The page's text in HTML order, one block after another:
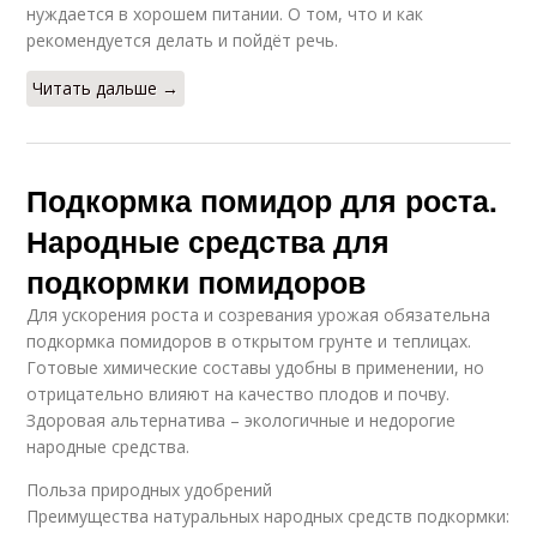
нуждается в хорошем питании. О том, что и как
рекомендуется делать и пойдёт речь.
Читать дальше →
Подкормка помидор для роста.
Народные средства для
подкормки помидоров
Для ускорения роста и созревания урожая обязательна
подкормка помидоров в открытом грунте и теплицах.
Готовые химические составы удобны в применении, но
отрицательно влияют на качество плодов и почву.
Здоровая альтернатива – экологичные и недорогие
народные средства.
Польза природных удобрений
Преимущества натуральных народных средств подкормки: